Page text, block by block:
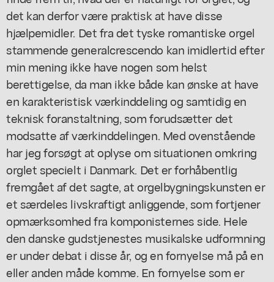
det kan derfor være praktisk at have disse
hjælpemidler. Det fra det tyske romantiske orgel
stammende generalcrescendo kan imidlertid efter
min mening ikke have nogen som helst
berettigelse, da man ikke både kan ønske at have
en karakteristisk værkinddeling og samtidig en
teknisk foranstaltning, som forudsætter det
modsatte af værkinddelingen. Med ovenstående
har jeg forsøgt at oplyse om situationen omkring
orglet specielt i Danmark. Det er forhåbentlig
fremgået af det sagte, at orgelbygningskunsten er
et særdeles livskraftigt anliggende, som fortjener
opmærksomhed fra komponisternes side. Hele
den danske gudstjenestes musikalske udformning
er under debat i disse år, og en fornyelse må på en
eller anden måde komme. En fornyelse som er